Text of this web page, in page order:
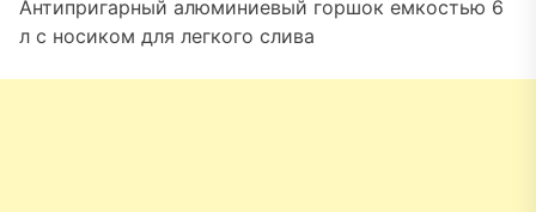
Антипригарный алюминиевый горшок емкостью 6
л с носиком для легкого слива